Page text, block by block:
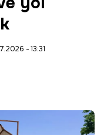
- 13:31